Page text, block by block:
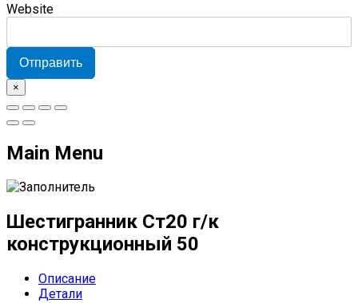
Website
Отправить
×
Main Menu
Шестигранник Ст20 г/к
конструкционный 50
Описание
Детали